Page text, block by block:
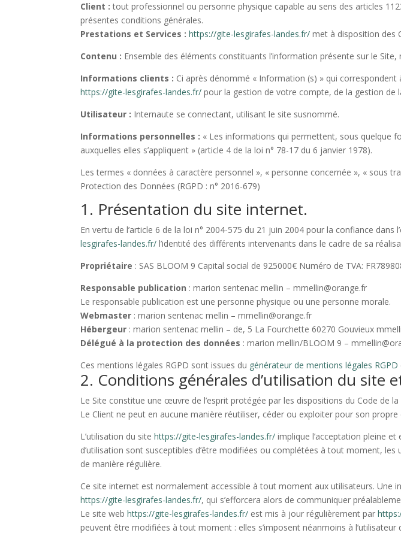
Client : tout professionnel ou personne physique capable au sens des articles
présentes conditions générales.
Prestations et Services : https://gite-lesgirafes-landes.fr/ met à disposition des
Contenu : Ensemble des éléments constituants l’information présente sur le
Informations clients : Ci après dénommé « Information (s) » qui correspondent
https://gite-lesgirafes-landes.fr/ pour la gestion de votre compte, de la gestion de
Utilisateur : Internaute se connectant, utilisant le site susnommé.
Informations personnelles : « Les informations qui permettent, sous quelque
auxquelles elles s’appliquent » (article 4 de la loi n° 78-17 du 6 janvier 1978).
Les termes « données à caractère personnel », « personne concernée », « sous
Protection des Données (RGPD : n° 2016-679)
1. Présentation du site internet.
En vertu de l’article 6 de la loi n° 2004-575 du 21 juin 2004 pour la confiance
lesgirafes-landes.fr/ l’identité des différents intervenants dans le cadre de sa
Propriétaire : SAS BLOOM 9 Capital social de 925000€ Numéro de TVA:
Responsable publication : marion sentenac mellin – mmellin@orange.fr
Le responsable publication est une personne physique ou une personne morale.
Webmaster : marion sentenac mellin – mmellin@orange.fr
Hébergeur : marion sentenac mellin – de, 5 La Fourchette 60270 Gouvieux
Délégué à la protection des données : marion mellin/BLOOM 9 –
Ces mentions légales RGPD sont issues du générateur de mentions légales RGPD
2. Conditions générales d’utilisation du site
Le Site constitue une œuvre de l’esprit protégée par les dispositions du Code de
Le Client ne peut en aucune manière réutiliser, céder ou exploiter pour son
L’utilisation du sitehttps://gite-lesgirafes-landes.fr/ implique l’acceptation pleine
d’utilisation sont susceptibles d’être modifiées ou complétées à tout moment,
de manière régulière.
Ce site internet est normalement accessible à tout moment aux utilisateurs.
https://gite-lesgirafes-landes.fr/, qui s’efforcera alors de communiquer
Le site webhttps://gite-lesgirafes-landes.fr/ est mis à jour régulièrement par
peuvent être modifiées à tout moment : elles s’imposent néanmoins à